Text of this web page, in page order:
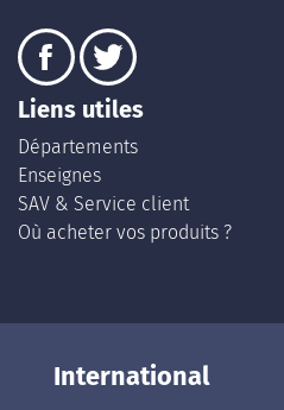
Liens utiles
Départements
Enseignes
SAV & Service client
Où acheter vos produits ?
International